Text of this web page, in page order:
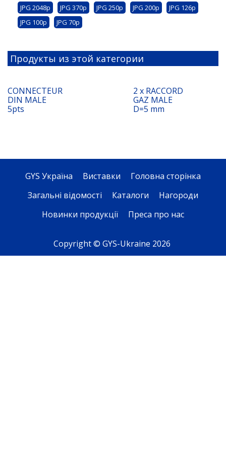
JPG 2048p JPG 370p JPG 250p JPG 200p
JPG 126p
JPG 100p
JPG 70p
Продукты из этой категории
CONNECTEUR
DIN MALE
5pts
2 x RACCORD
GAZ MALE
D=5 mm
GYS Україна Виставки
Головна сторінка
Загальні відомості
Каталоги
Нагороди
Новинки продукції
Преса про нас
Copyright © GYS-Ukraine 2026